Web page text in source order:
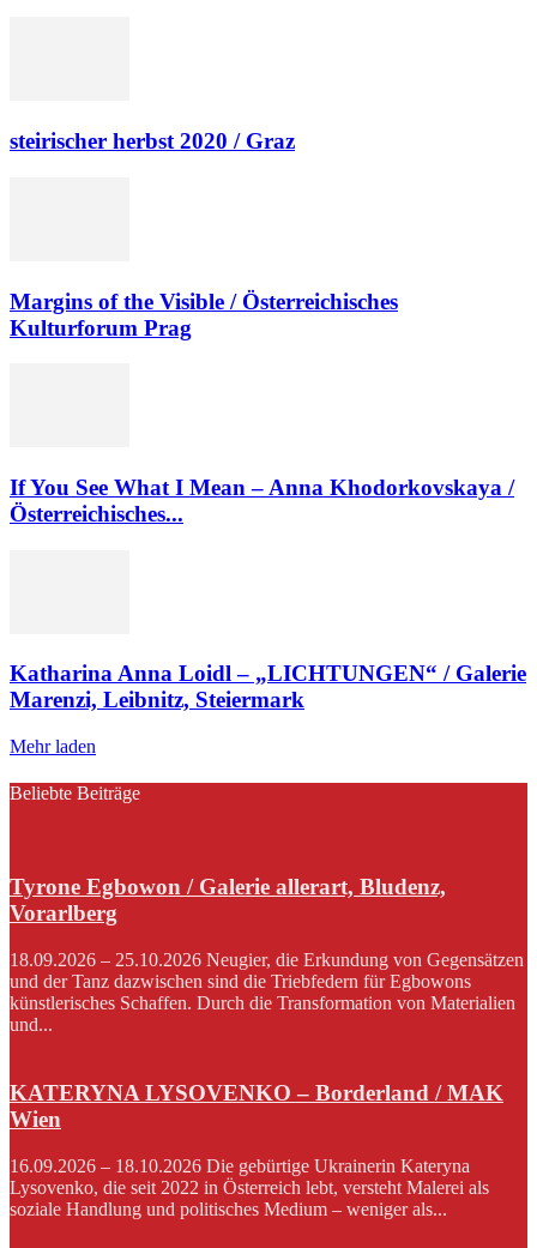
steirischer herbst 2020 / Graz
Margins of the Visible / Österreichisches
Kulturforum Prag
If You See What I Mean – Anna Khodorkovskaya /
Österreichisches...
Katharina Anna Loidl – „LICHTUNGEN“ / Galerie
Marenzi, Leibnitz, Steiermark
Mehr laden
Beliebte Beiträge
Tyrone Egbowon / Galerie allerart, Bludenz,
Vorarlberg
18.09.2026 – 25.10.2026 Neugier, die Erkundung von Gegensätzen
und der Tanz dazwischen sind die Triebfedern für Egbowons
künstlerisches Schaffen. Durch die Transformation von Materialien
und...
KATERYNA LYSOVENKO – Borderland / MAK
Wien
16.09.2026 – 18.10.2026 Die gebürtige Ukrainerin Kateryna
Lysovenko, die seit 2022 in Österreich lebt, versteht Malerei als
soziale Handlung und politisches Medium – weniger als...